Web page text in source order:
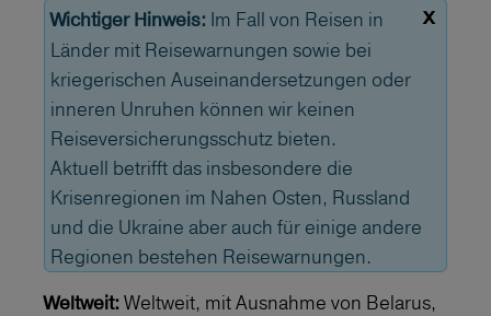
x
Wichtiger Hinweis: Im Fall von Reisen in
Länder mit Reisewarnungen sowie bei
kriegerischen Auseinandersetzungen oder
inneren Unruhen können wir keinen
Reiseversicherungsschutz bieten.
Aktuell betrifft das insbesondere die
Krisenregionen im Nahen Osten, Russland
und die Ukraine aber auch für einige andere
Regionen bestehen Reisewarnungen.
Weltweit: Weltweit, mit Ausnahme von Belarus,